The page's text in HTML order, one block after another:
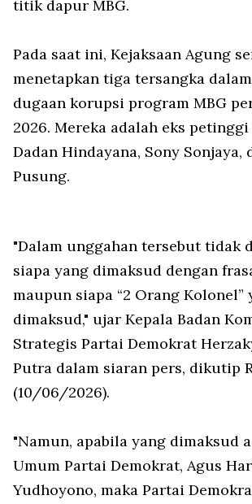
titik dapur MBG.
Pada saat ini, Kejaksaan Agung
menetapkan tiga tersangka
dugaan korupsi program MBG
2026. Mereka adalah eks
Dadan Hindayana, Sony Sonjaya,
Pusung.
"Dalam unggahan tersebut tidak
siapa yang dimaksud dengan
maupun siapa “2 Orang Kolonel”
dimaksud," ujar Kepala Badan
Strategis Partai Demokrat
Putra dalam siaran pers, dikutip
(10/06/2026).
"Namun, apabila yang dimaksud
Umum Partai Demokrat, Agus
Yudhoyono, maka Partai